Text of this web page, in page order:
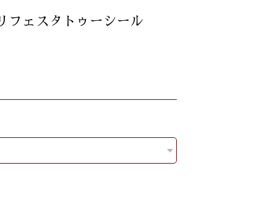
フェスタトゥーシール